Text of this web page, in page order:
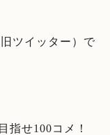
ツイッター）で
指せ100コメ！